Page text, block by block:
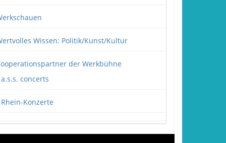
Wissen: Politik/Kunst/Kultur
der Werkbühne
a.s.s. concerts
Rhein-Konzerte